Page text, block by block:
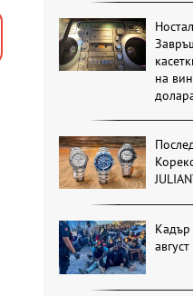
на
Кадър
август